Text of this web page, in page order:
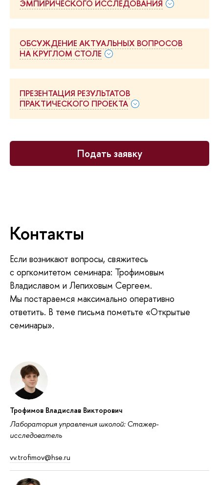
ЭМПИРИЧЕСКОГО ИССЛЕДОВАНИЯ
ОБСУЖДЕНИЕ АКТУАЛЬНЫХ ВОПРОСОВ
НА КРУГЛОМ СТОЛЕ
ПРЕЗЕНТАЦИЯ РЕЗУЛЬТАТОВ
ПРАКТИЧЕСКОГО ПРОЕКТА
Подать заявку
Контакты
Если возникают вопросы, свяжитесь
с оргкомитетом семинара: Трофимовым
Владиславом и Лепиховым Сергеем.
Мы постараемся максимально оперативно
ответить. В теме письма пометьте «Открытые
семинары».
Трофимов Владислав Викторович
Лаборатория управления школой: Стажер-
исследователь
vv.trofimov@hse.ru